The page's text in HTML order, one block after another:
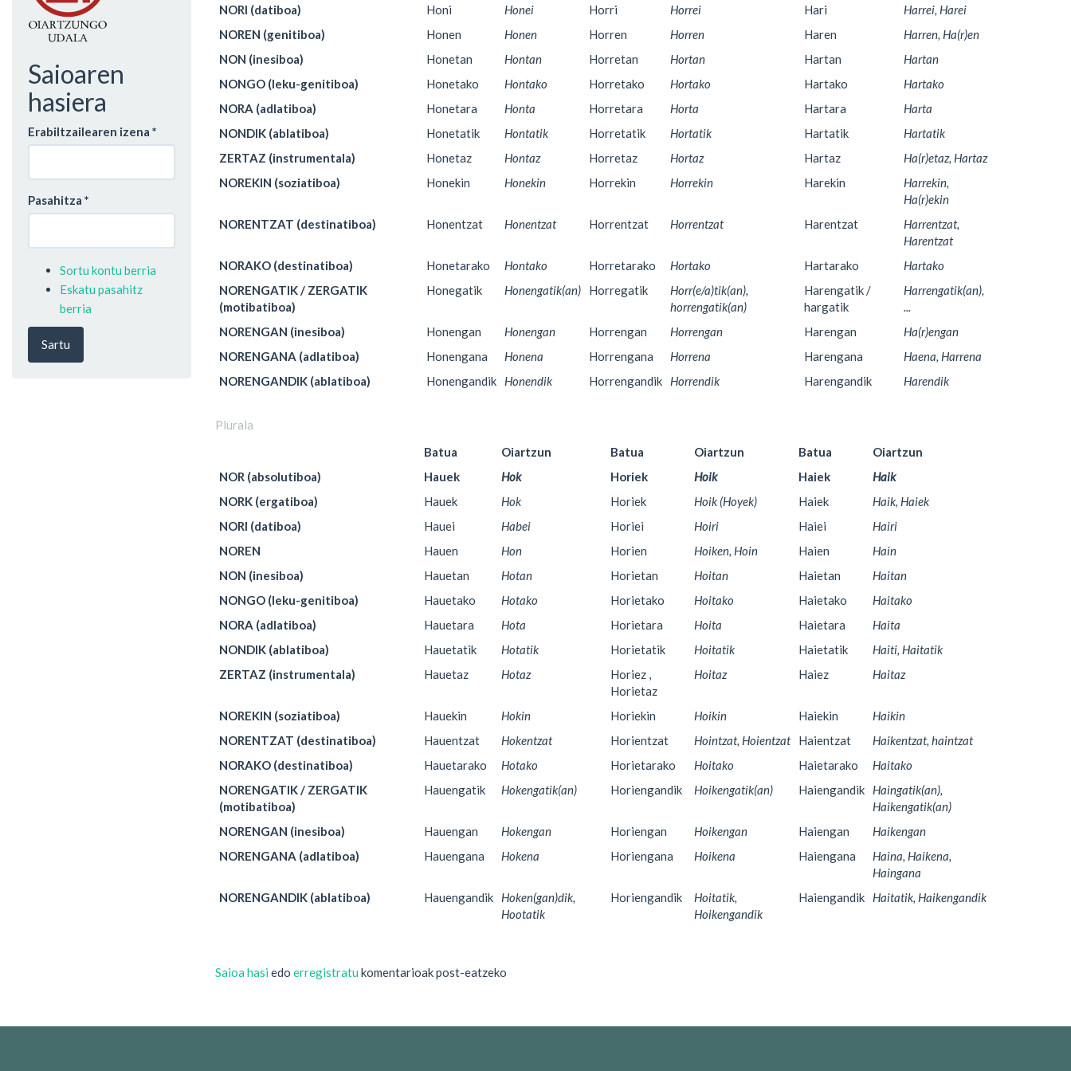
Saioaren
hasiera
Erabiltzailearen izena *
Pasahitza *
Sortu kontu berria
Eskatu pasahitz
berria
Sartu
NORI (datiboa)
Honi Honei Horri Horrei Hari
Harrei, Harei
NOREN (genitiboa)
Honen Honen Horren Horren Haren
Harren, Ha(r)en
NON (inesiboa)
Honetan Hontan Horretan Hortan Hartan
Hartan
NONGO (leku-genitiboa)
Honetako Hontako Horretako Hortako Hartako
Hartako
NORA (adlatiboa)
Honetara Honta Horretara Horta Hartara
Harta
NONDIK (ablatiboa)
Honetatik Hontatik Horretatik Hortatik Hartatik
Hartatik
ZERTAZ (instrumentala)
Honetaz Hontaz Horretaz Hortaz Hartaz
Ha(r)etaz, Hartaz
NOREKIN (soziatiboa)
Honekin Honekin Horrekin Horrekin Harekin
Harrekin,
Ha(r)ekin
NORENTZAT (destinatiboa)
Honentzat Honentzat Horrentzat Horrentzat Harentzat
Harrentzat,
Harentzat
NORAKO (destinatiboa)
Honetarako Hontako Horretarako Hortako Hartarako
Hartako
NORENGATIK / ZERGATIK
(motibatiboa)
Honegatik Honengatik(an) Horregatik
Horr(e/a)tik(an),
horrengatik(an)
Harengatik /
hargatik
Harrengatik(an),
NORENGAN (inesiboa)
Honengan Honengan Horrengan Horrengan Harengan
Ha(r)engan
NORENGANA (adlatiboa)
Honengana Honena Horrengana Horrena Harengana
Haena, Harrena
NORENGANDIK (ablatiboa)
Honengandik Honendik Horrengandik Horrendik Harengandik Harendik
Plurala
Batua
Oiartzun Batua Oiartzun Batua
Oiartzun
NOR (absolutiboa)
Hauek Hok Horiek Hoik Haiek
Haik
NORK (ergatiboa)
Hauek Hok Horiek Hoik (Hoyek) Haiek
Haik, Haiek
NORI (datiboa)
Hauei Habei Horiei Hoiri Haiei
Hairi
NOREN
Hauen Hon Horien Hoiken, Hoin Haien
Hain
NON (inesiboa)
Hauetan Hotan Horietan Hoitan Haietan
Haitan
NONGO (leku-genitiboa)
Hauetako Hotako Horietako Hoitako Haietako
Haitako
NORA (adlatiboa)
Hauetara Hota Horietara Hoita Haietara
Haita
NONDIK (ablatiboa)
Hauetatik Hotatik Horietatik Hoitatik Haietatik
Haiti, Haitatik
ZERTAZ (instrumentala)
Hauetaz Hotaz
Horiez ,
Horietaz
Hoitaz Haiez Haitaz
NOREKIN (soziatiboa) Hauekin Hokin Horiekin Hoikin Haiekin
Haikin
NORENTZAT (destinatiboa)
Hauentzat Hokentzat Horientzat Hointzat, Hoientzat Haientzat
Haikentzat, haintzat
NORAKO (destinatiboa)
Hauetarako Hotako Horietarako Hoitako Haietarako
Haitako
NORENGATIK / ZERGATIK
(motibatiboa)
Hauengatik Hokengatik(an) Horiengandik Hoikengatik(an) Haiengandik
Haingatik(an),
Haikengatik(an)
NORENGAN (inesiboa)
Hauengan Hokengan Horiengan Hoikengan Haiengan
Haikengan
NORENGANA (adlatiboa)
Hauengana Hokena Horiengana Hoikena Haiengana
Haina, Haikena,
Haingana
NORENGANDIK (ablatiboa)
Hauengandik
Hoken(gan)dik,
Hootatik
Horiengandik
Hoitatik,
Hoikengandik
Haiengandik Haitatik, Haikengandik
Saioa hasi edo erregistratu komentarioak post-eatzeko